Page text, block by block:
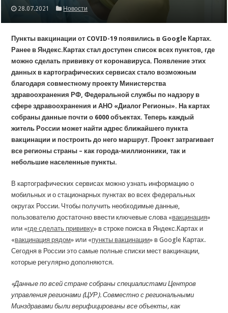
28.07.2021 Новости
Пункты вакцинации от COVID-19 появились в Google Картах.
Ранее в Яндекс.Картах стал доступен список всех пунктов, где
можно сделать прививку от коронавируса. Появление этих
данных в картографических сервисах стало возможным
благодаря совместному проекту Министерства
здравоохранения РФ, Федеральной службы по надзору в
сфере здравоохранения и АНО «Диалог Регионы». На картах
собраны данные почти о 6000 объектах. Теперь каждый
житель России может найти адрес ближайшего пункта
вакцинации и построить до него маршрут. Проект затрагивает
все регионы страны – как города-миллионники, так и
небольшие населенные пункты.
В картографических сервисах можно узнать информацию о
мобильных и о стационарных пунктах во всех федеральных
округах России. Чтобы получить необходимые данные,
пользователю достаточно ввести ключевые слова «вакцинация»
или «где сделать прививку» в строке поиска в Яндекс.Картах и
«вакцинация рядом» или «пункты вакцинации» в Google Картах.
Сегодня в России это самые полные списки мест вакцинации,
которые регулярно дополняются.
«Данные по всей стране собраны специалистами Центров
управления регионами (ЦУР). Совместно с региональными
Минздравами были верифицированы все объекты, как